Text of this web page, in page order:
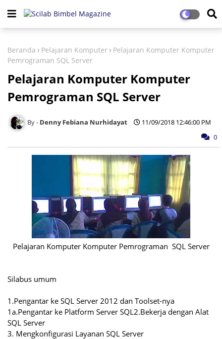
Beranda Pelajaran Komputer
Pelajaran Komputer Komputer
Pemrograman SQL Server
Pelajaran Komputer Komputer
Pemrograman SQL Server
Denny Febiana Nurhidayat
11/09/2018 12:46:00 PM
0
Pelajaran KomputerKomputer Pemrograman SQL Server
Silabus umum
1.Pengantar ke SQL Server 2012 dan Toolset-nya
1a.Pengantar ke Platform Server SQL2.Bekerja dengan Alat
SQL Server
3. Mengkonfigurasi Layanan SQL Server